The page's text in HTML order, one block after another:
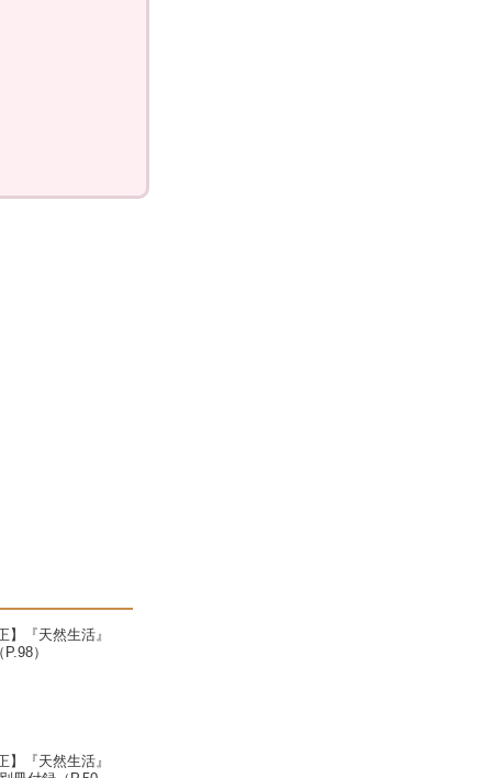
】『天然生活』
）
】『天然生活』